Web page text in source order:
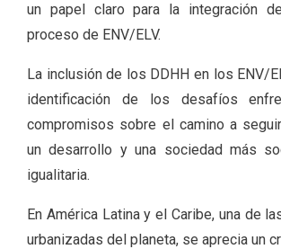
un papel claro para la integración
proceso de ENV/ELV.
La inclusión de los DDHH en los ENV/
identificación de los desafíos
compromisos sobre el camino a
un desarrollo y una sociedad más
igualitaria.
En América Latina y el Caribe, una de
urbanizadas del planeta, se aprecia un